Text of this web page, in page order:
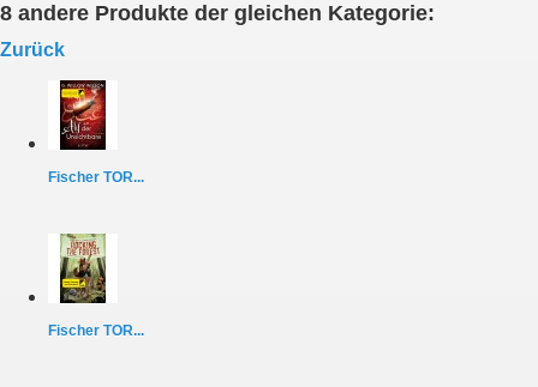
8 andere Produkte der gleichen Kategorie:
Zurück
Fischer TOR...
Fischer TOR...